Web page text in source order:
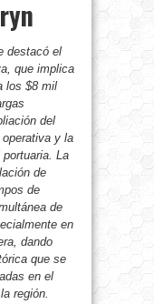
destacó el
que implica
los $8 mil
del
y la
La
de
de
de
en
dando
que se
en el
región.